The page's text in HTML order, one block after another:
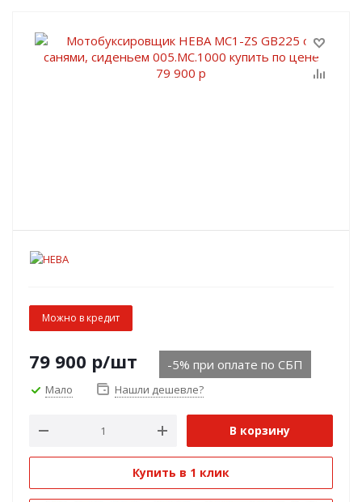
Можно в кредит
79 900 р/шт -5% при оплате по СБП
Мало Нашли дешевле?
В корзину
Купить в 1 клик